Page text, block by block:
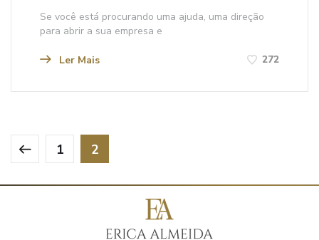
Se você está procurando uma ajuda, uma direção
para abrir a sua empresa e
Ler Mais 272
1 2